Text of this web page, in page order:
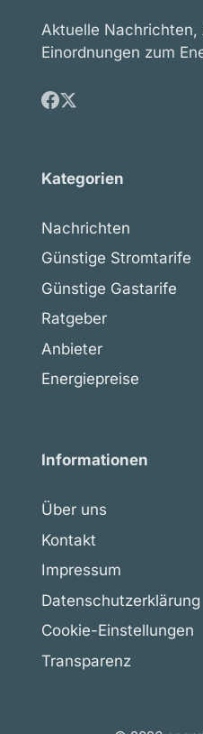
Aktuelle Nachrichten,
Einordnungen zum
Kategorien
Nachrichten
Günstige Stromtarife
Günstige Gastarife
Ratgeber
Anbieter
Energiepreise
Informationen
Über uns
Kontakt
Impressum
Datenschutzerklärung
Cookie-Einstellungen
Transparenz